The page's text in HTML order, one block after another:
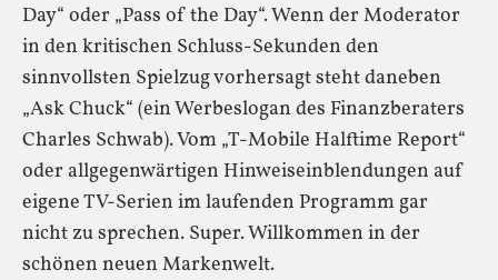
Day“ oder „Pass of the Day“. Wenn der Moderator
in den kritischen Schluss-Sekunden den
sinnvollsten Spielzug vorhersagt steht daneben
„Ask Chuck“ (ein Werbeslogan des Finanzberaters
Charles Schwab). Vom „T-Mobile Halftime Report“
oder allgegenwärtigen Hinweiseinblendungen auf
eigene TV-Serien im laufenden Programm gar
nicht zu sprechen. Super. Willkommen in der
schönen neuen Markenwelt.